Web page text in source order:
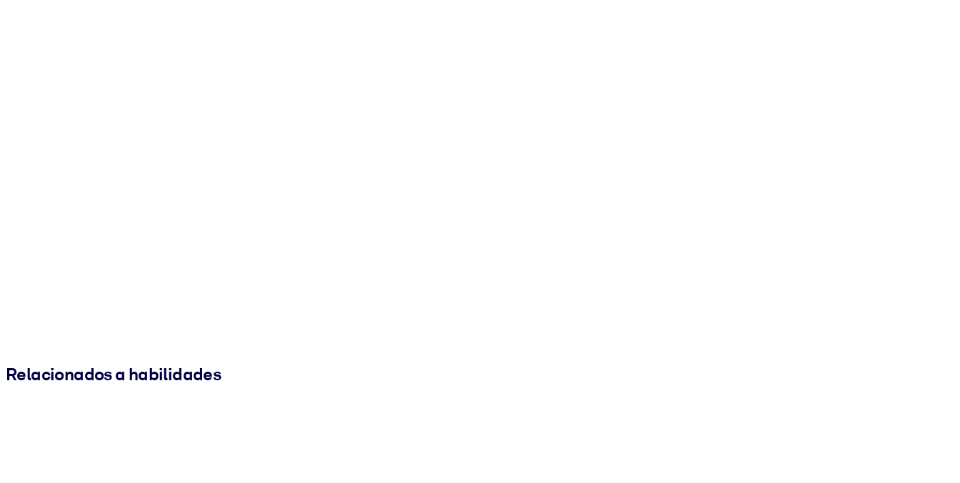
Relacionados a habilidades